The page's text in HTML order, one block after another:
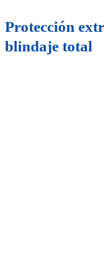
Protección
blindaje total